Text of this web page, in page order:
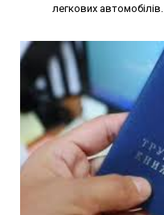
легкових автомобілів.